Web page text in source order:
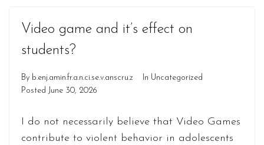
Video game and it’s effect on
students?
By b.enj.amin.fr.a.n.ci.se.v.anscru.z In Uncategorized
Posted June 30, 2026
I do not necessarily believe that Video Games
contribute to violent behavior in adolescents